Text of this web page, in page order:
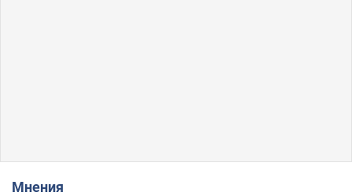
Мнения